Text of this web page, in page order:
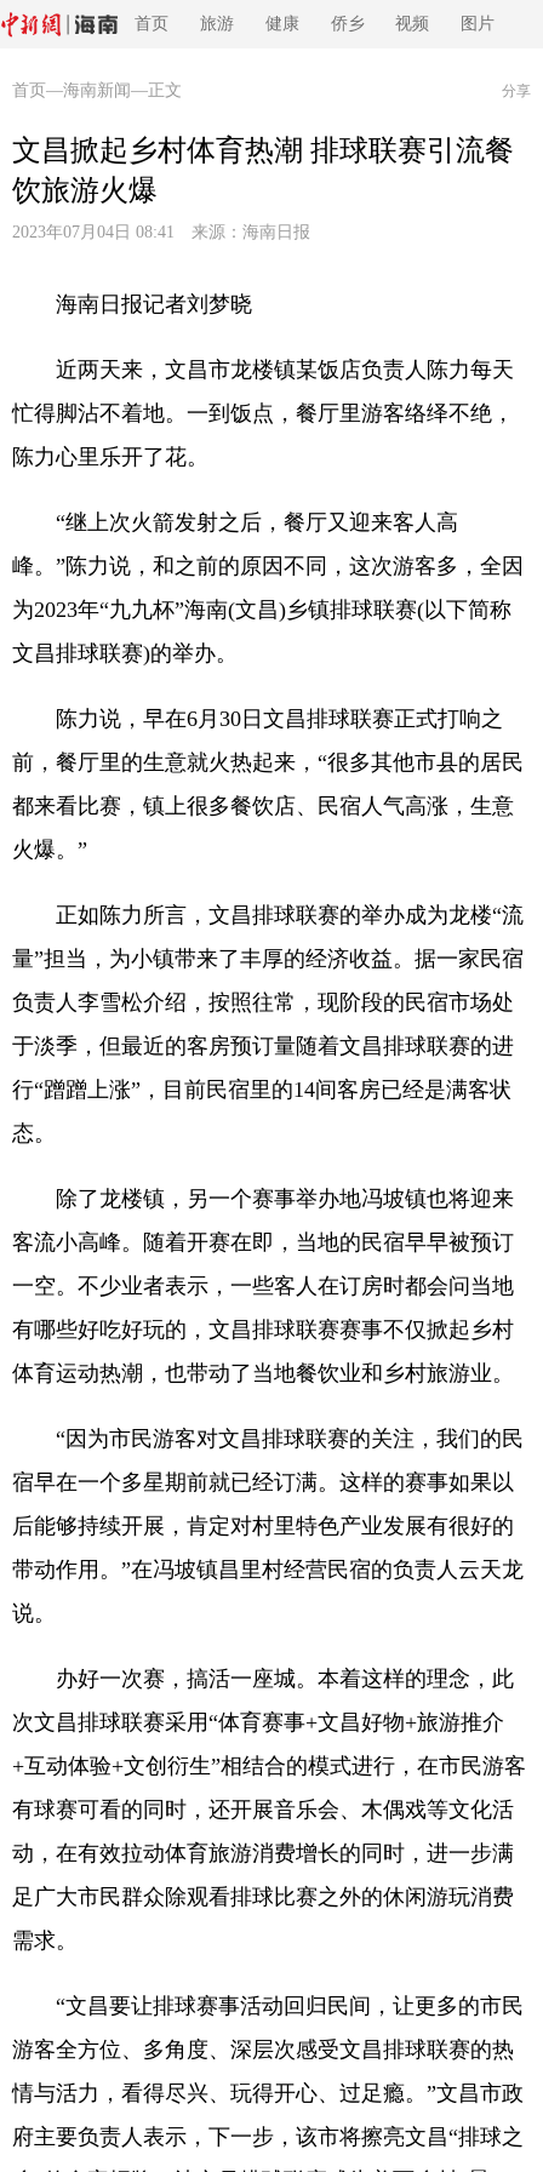
首页 旅游 健康 侨乡 视频 图片
首页 —海南新闻—正文 分享
文昌掀起乡村体育热潮 排球联赛引流餐
饮旅游火爆
2023年07月04日 08:41 来源： 海南日报
海南日报记者刘梦晓
近两天来，文昌市龙楼镇某饭店负责人陈力每天
忙得脚沾不着地。一到饭点，餐厅里游客络绎不绝，
陈力心里乐开了花。
“继上次火箭发射之后，餐厅又迎来客人高
峰。”陈力说，和之前的原因不同，这次游客多，全因
为2023年“九九杯”海南(文昌)乡镇排球联赛(以下简称
文昌排球联赛)的举办。
陈力说，早在6月30日文昌排球联赛正式打响之
前，餐厅里的生意就火热起来，“很多其他市县的居民
都来看比赛，镇上很多餐饮店、民宿人气高涨，生意
火爆。”
正如陈力所言，文昌排球联赛的举办成为龙楼“流
量”担当，为小镇带来了丰厚的经济收益。据一家民宿
负责人李雪松介绍，按照往常，现阶段的民宿市场处
于淡季，但最近的客房预订量随着文昌排球联赛的进
行“蹭蹭上涨”，目前民宿里的14间客房已经是满客状
态。
除了龙楼镇，另一个赛事举办地冯坡镇也将迎来
客流小高峰。随着开赛在即，当地的民宿早早被预订
一空。不少业者表示，一些客人在订房时都会问当地
有哪些好吃好玩的，文昌排球联赛赛事不仅掀起乡村
体育运动热潮，也带动了当地餐饮业和乡村旅游业。
“因为市民游客对文昌排球联赛的关注，我们的民
宿早在一个多星期前就已经订满。这样的赛事如果以
后能够持续开展，肯定对村里特色产业发展有很好的
带动作用。”在冯坡镇昌里村经营民宿的负责人云天龙
说。
办好一次赛，搞活一座城。本着这样的理念，此
次文昌排球联赛采用“体育赛事+文昌好物+旅游推介
+互动体验+文创衍生”相结合的模式进行，在市民游客
有球赛可看的同时，还开展音乐会、木偶戏等文化活
动，在有效拉动体育旅游消费增长的同时，进一步满
足广大市民群众除观看排球比赛之外的休闲游玩消费
需求。
“文昌要让排球赛事活动回归民间，让更多的市民
游客全方位、多角度、深层次感受文昌排球联赛的热
情与活力，看得尽兴、玩得开心、过足瘾。”文昌市政
府主要负责人表示，下一步，该市将擦亮文昌“排球之